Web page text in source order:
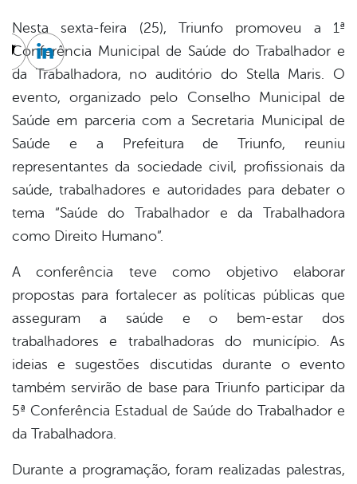
Nesta sexta-feira (25), Triunfo promoveu a 1ª
Conferência Municipal de Saúde do Trabalhador e
da Trabalhadora, no auditório do Stella Maris. O
evento, organizado pelo Conselho Municipal de
Saúde em parceria com a Secretaria Municipal de
Saúde e a Prefeitura de Triunfo, reuniu
representantes da sociedade civil, profissionais da
saúde, trabalhadores e autoridades para debater o
tema “Saúde do Trabalhador e da Trabalhadora
como Direito Humano”.
A conferência teve como objetivo elaborar
propostas para fortalecer as políticas públicas que
asseguram a saúde e o bem-estar dos
trabalhadores e trabalhadoras do município. As
ideias e sugestões discutidas durante o evento
também servirão de base para Triunfo participar da
5ª Conferência Estadual de Saúde do Trabalhador e
da Trabalhadora.
Durante a programação, foram realizadas palestras,
Twitter
Linkedin